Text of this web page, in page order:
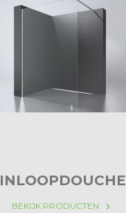
INLOOPDOUCHE
BEKIJK PRODUCTEN keyboard_arrow_right